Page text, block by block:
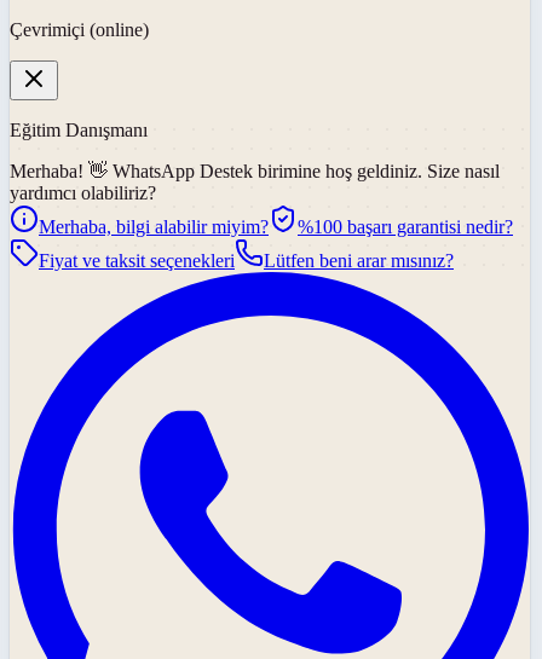
Çevrimiçi (online)
Eğitim Danışmanı
Merhaba! 👋 WhatsApp Destek birimine hoş geldiniz. Size nasıl
yardımcı olabiliriz?
Merhaba, bilgi alabilir miyim?
%100 başarı garantisi nedir?
Fiyat ve taksit seçenekleri
Lütfen beni arar mısınız?